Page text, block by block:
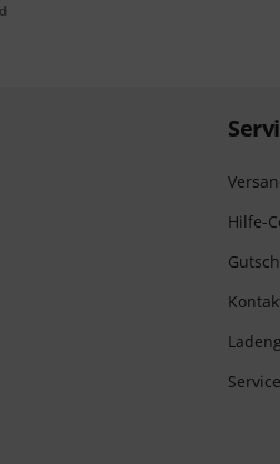
Hilfe-